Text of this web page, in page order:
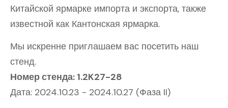
Китайской ярмарке импорта и экспорта, также
известной как Кантонская ярмарка.
Мы искренне приглашаем вас посетить наш
стенд.
Номер стенда: 1.2K27-28
Дата: 2024.10.23 - 2024.10.27 (Фаза II)